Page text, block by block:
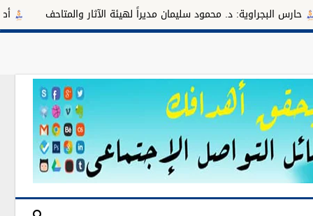
د. محمود سليمان مديراً لهيئة الآثار والمتاحف أطعمة غنية